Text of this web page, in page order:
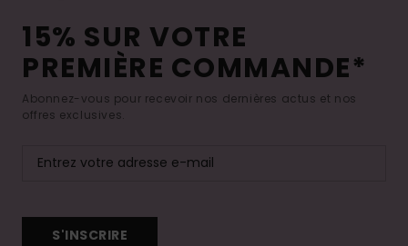
15% SUR VOTRE
PREMIÈRE COMMANDE*
Abonnez-vous pour recevoir nos dernières actus et nos
offres exclusives.
S'INSCRIRE